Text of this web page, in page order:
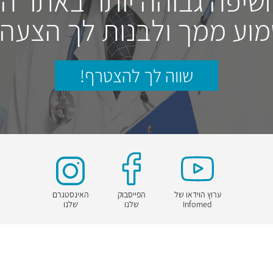
ממך ולבנות לך
שווה לך להצטרף!
ערוץ הוידאו של
Infomed
הפייסבוק
שלנו
האינסטגרם
שלנו